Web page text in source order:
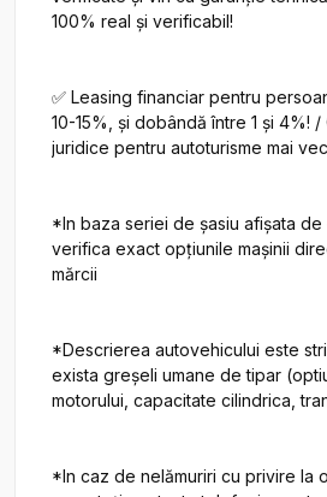
100% real și verificabil!
✅ Leasing financiar pentru
10-15%, și dobândă între 1 și 4%!
juridice pentru autoturisme mai
*In baza seriei de șasiu afișata
verifica exact opțiunile mașinii
mărcii
*Descrierea autovehicului este
exista greșeli umane de tipar
motorului, capacitate cilindrica,
*In caz de nelămuriri cu privire la